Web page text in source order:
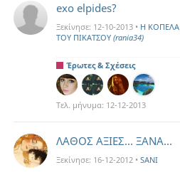
exo elpides?
Ξεκίνησε: 12-10-2013 • Η ΚΟΠΕΛΑ
ΤΟΥ ΠΙΚΑΤΣΟΥ (rania34)
Έρωτες & Σχέσεις
Τελ. μήνυμα: 12-12-2013
ΛΑΘΟΣ ΑΞΙΕΣ... ΞΑΝΑ...
Ξεκίνησε: 16-12-2012 • SANI